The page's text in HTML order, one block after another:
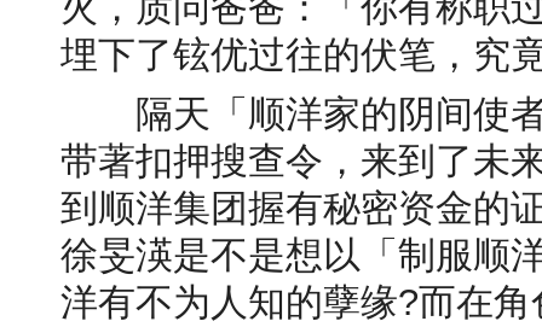
埋下了铉优过往的伏笔，究
隔天「顺洋家的阴间使者
带著扣押搜查令，来到了未
到顺洋集团握有秘密资金的
徐旻渶是不是想以「制服顺
洋有不为人知的孽缘?而在